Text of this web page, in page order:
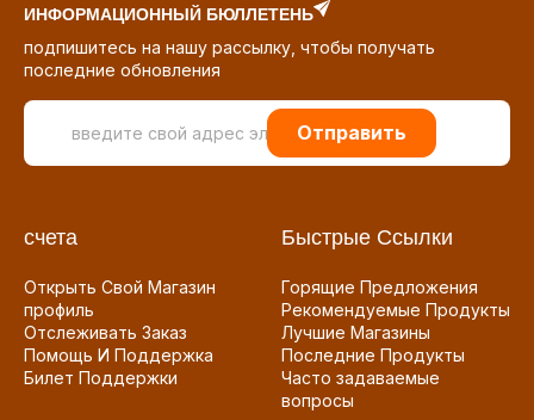
ИНФОРМАЦИОННЫЙ БЮЛЛЕТЕНЬ
подпишитесь на нашу рассылку, чтобы получать
последние обновления
Отправить
счета
Открыть Свой Магазин
профиль
Отслеживать Заказ
Помощь И Поддержка
Билет Поддержки
Быстрые Ссылки
Горящие Предложения
Рекомендуемые Продукты
Лучшие Магазины
Последние Продукты
Часто задаваемые
вопросы